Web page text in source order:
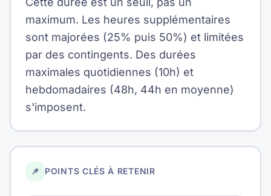
maximum. Les heures supplémentaires
sont majorées (25% puis 50%) et limitées
par des contingents. Des durées
maximales quotidiennes (10h) et
hebdomadaires (48h, 44h en moyenne)
s'imposent.
📌 POINTS CLÉS À RETENIR